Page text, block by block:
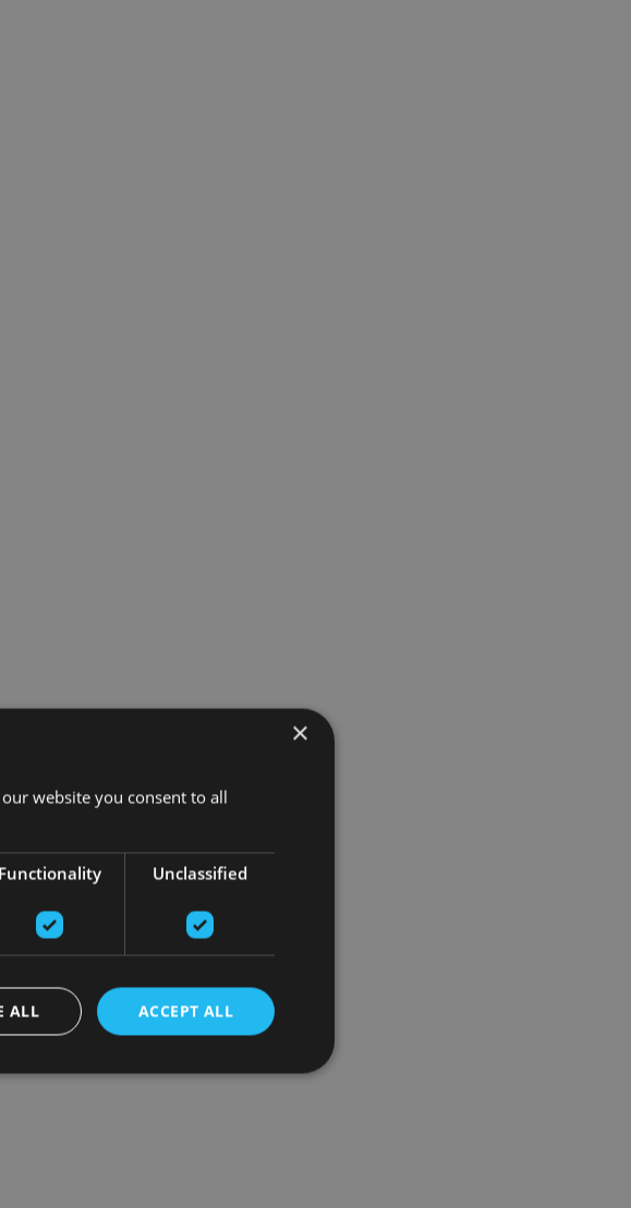
×
website you consent to all
Functionality Unclassified
ACCEPT ALL
ALL